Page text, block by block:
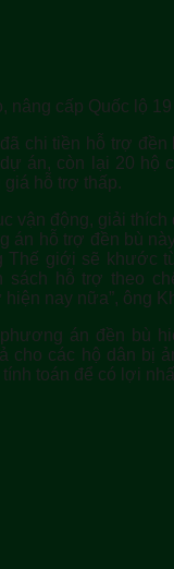
nâng cấp Quốc lộ
chi tiền hỗ trợ đền
án, còn lại 20 hộ
giá hỗ trợ thấp.
vận động, giải thích
án hỗ trợ đền bù
Thế giới sẽ khước
sách hỗ trợ theo
nay nữa”, ông
án đền bù
cho các hộ dân bị
toán để có lợi